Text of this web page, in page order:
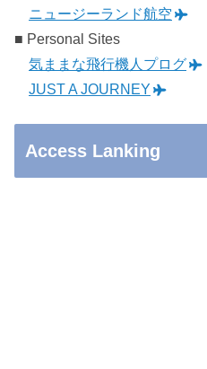
ニュージーランド航空
■ Personal Sites
気ままな飛行機人プログ
JUST A JOURNEY
Access Lanking